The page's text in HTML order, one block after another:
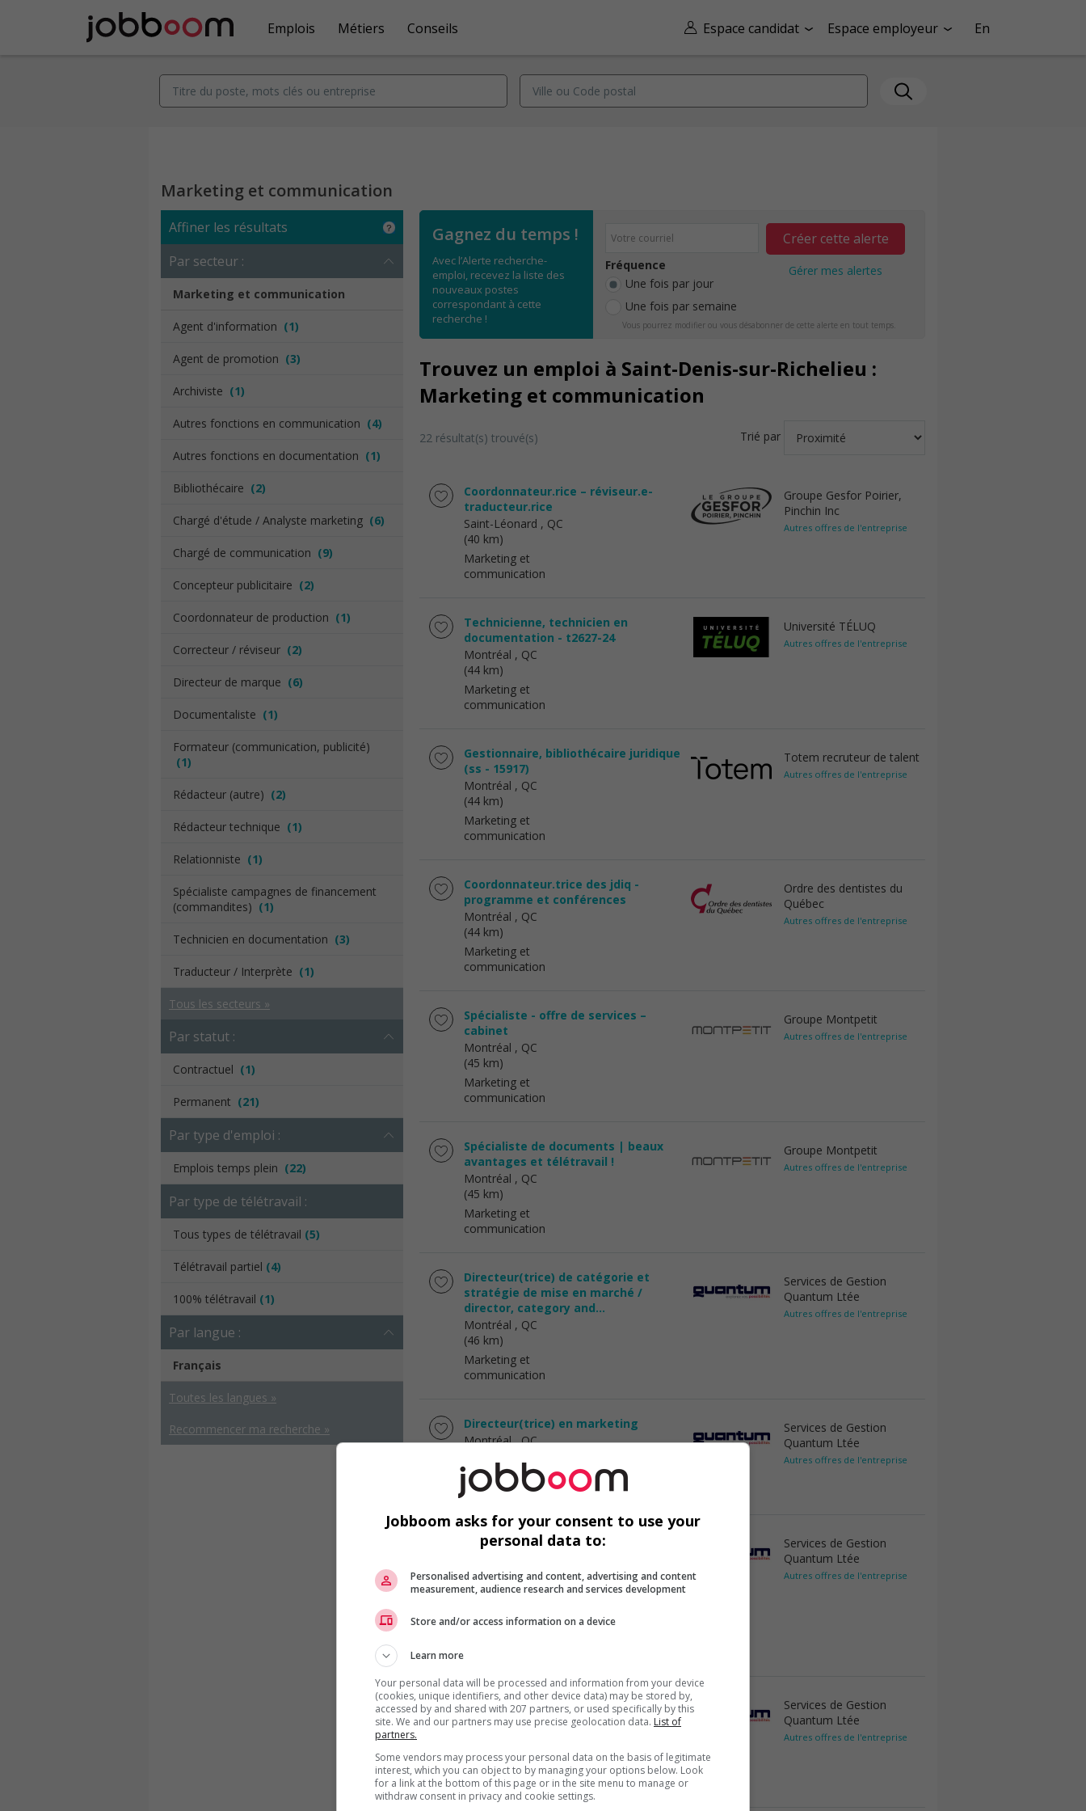
Espace candidat Espace employeur En
Emplois Métiers Conseils
Marketing et communication
Affiner les résultats
Par secteur :
Marketing et communication
Agent d'information (1)
Agent de promotion (3)
Archiviste (1)
Autres fonctions en communication (4)
Autres fonctions en documentation (1)
Bibliothécaire (2)
Chargé d'étude / Analyste marketing (6)
Chargé de communication (9)
Concepteur publicitaire (2)
Coordonnateur de production (1)
Correcteur / réviseur (2)
Directeur de marque (6)
Documentaliste (1)
Formateur (communication, publicité)
(1)
Rédacteur (autre) (2)
Rédacteur technique (1)
Relationniste (1)
Spécialiste campagnes de financement
(commandites) (1)
Technicien en documentation (3)
Traducteur / Interprète (1)
Tous les secteurs »
Par statut :
Contractuel (1)
Permanent (21)
Par type d'emploi :
Emplois temps plein (22)
Par type de télétravail :
Tous types de télétravail (5)
Télétravail partiel (4)
100% télétravail (1)
Par langue :
Français
Toutes les langues »
Recommencer ma recherche »
Gagnez du temps !
Avec l’Alerte recherche-
emploi, recevez la liste des
nouveaux postes
correspondant à cette
recherche !
Fréquence
Une fois par jour
Une fois par semaine
Créer cette alerte
Gérer mes alertes
Vous pourrez modifier ou vous désabonner de cette alerte en tout temps.
Trouvez un emploi à Saint-Denis-sur-Richelieu :
Marketing et communication
22 résultat(s) trouvé(s) Trié par
Coordonnateur.rice – réviseur.e-
traducteur.rice
Saint-Léonard , QC
(40 km)
Marketing et
communication
Groupe Gesfor Poirier,
Pinchin Inc
Autres offres de l'entreprise
Technicienne, technicien en
documentation - t2627-24
Montréal , QC
(44 km)
Marketing et
communication
Université TÉLUQ
Autres offres de l'entreprise
Gestionnaire, bibliothécaire juridique
(ss - 15917)
Montréal , QC
(44 km)
Marketing et
communication
Totem recruteur de talent
Autres offres de l'entreprise
Coordonnateur.trice des jdiq -
programme et conférences
Montréal , QC
(44 km)
Marketing et
communication
Ordre des dentistes du
Québec
Autres offres de l'entreprise
Spécialiste - offre de services –
cabinet
Montréal , QC
(45 km)
Marketing et
communication
Groupe Montpetit
Autres offres de l'entreprise
Spécialiste de documents | beaux
avantages et télétravail !
Montréal , QC
(45 km)
Marketing et
communication
Groupe Montpetit
Autres offres de l'entreprise
Directeur(trice) de catégorie et
stratégie de mise en marché /
director, category and...
Montréal , QC
(46 km)
Marketing et
communication
Services de Gestion
Quantum Ltée
Autres offres de l'entreprise
Directeur(trice) en marketing
Montréal, QC
Marketing et
communication
Services de Gestion
Quantum Ltée
Autres offres de l'entreprise
Vice-présidente, croissance et
marketing de marque / vice-
president, growth & brand
marketing
(46 km)
Services de Gestion
Quantum Ltée
Autres offres de l'entreprise
Directeur du marketing de détail /
retail marketing director
Montréal , QC
Marketing et
communication
Services de Gestion
Quantum Ltée
Autres offres de l'entreprise
Jobboom asks for your consent to use your
personal data to:
Personalised advertising and content, advertising and content
measurement, audience research and services development
Store and/or access information on a device
Learn more
Your personal data will be processed and information from your device
(cookies, unique identifiers, and other device data) may be stored by,
accessed by and shared with 207 partners, or used specifically by this
site. We and our partners may use precise geolocation data. List of
partners.
Some vendors may process your personal data on the basis of legitimate
interest, which you can object to by managing your options below. Look
for a link at the bottom of this page or in the site menu to manage or
withdraw consent in privacy and cookie settings.